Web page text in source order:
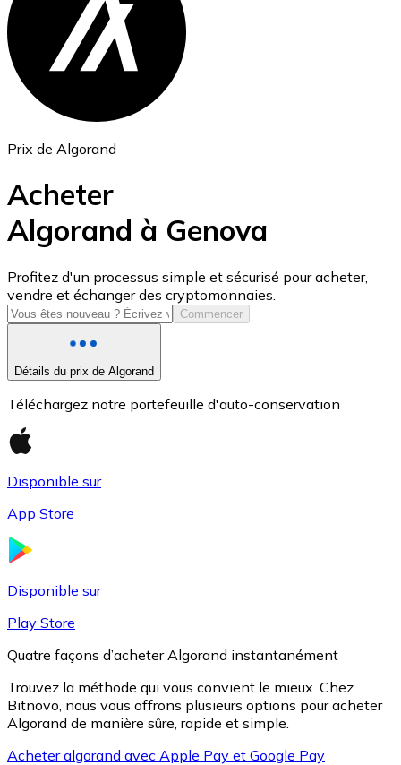
Ethereum
ETH
USD Coin
USDC
Prix de Algorand
Acheter
Algorand à Genova
Profitez d'un processus simple et sécurisé pour acheter,
vendre et échanger des cryptomonnaies.
Commencer
Détails du prix de Algorand
Téléchargez notre portefeuille d'auto-conservation
Disponible sur
App Store
Disponible sur
Play Store
Quatre façons d’acheter Algorand instantanément
Trouvez la méthode qui vous convient le mieux. Chez
Bitnovo, nous vous offrons plusieurs options pour acheter
Algorand de manière sûre, rapide et simple.
Acheter algorand avec Apple Pay et Google Pay